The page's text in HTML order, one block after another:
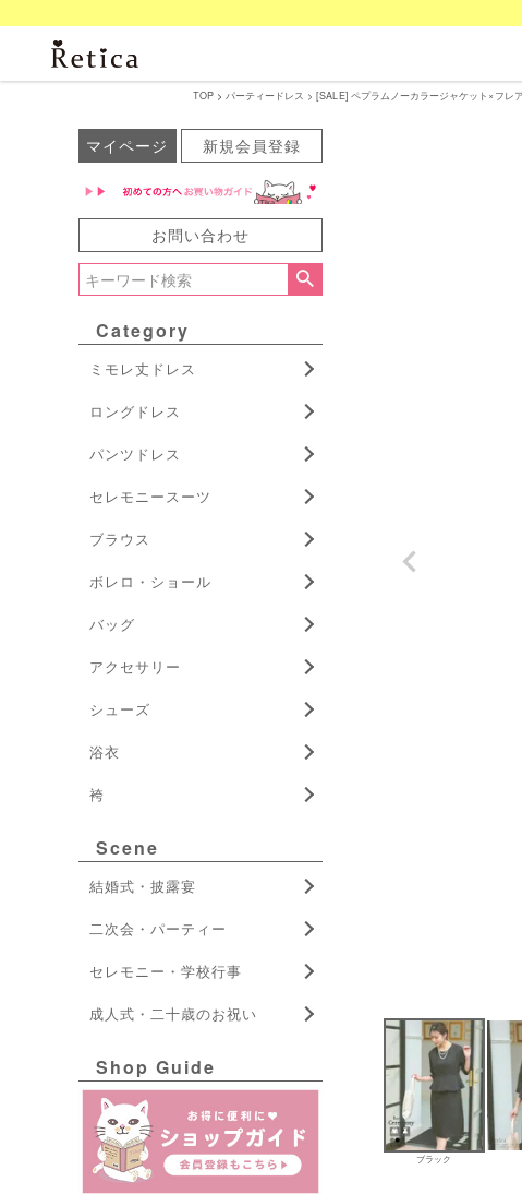
TOP パーティードレス [SALE] ペプラムノーカラージャケット×フレ
マイページ 新規会員登録
お問い合わせ
Category
ミモレ丈ドレス
ロングドレス
パンツドレス
セレモニースーツ
ブラウス
ボレロ・ショール
バッグ
アクセサリー
シューズ
浴衣
袴
Scene
結婚式・披露宴
二次会・パーティー
セレモニー・学校行事
成人式・二十歳のお祝い
Shop Guide
ブラック